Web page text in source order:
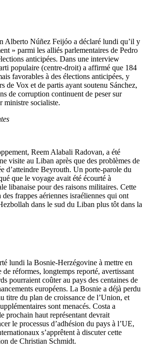
Alberto Núñez Feijóo a déclaré lundi qu’il y
» parmi les alliés parlementaires de Pedro
anticipées. Dans une interview
populaire (centre-droit) a affirmé que 184
favorables à des élections anticipées, y
de Vox et de partis ayant soutenu Sánchez,
de corruption continuent de peser sur
ministre socialiste.
Reem Alabali Radovan, a été
visite au Liban après que des problèmes de
d’atteindre Beyrouth. Un porte-parole du
que le voyage avait été écourté à
libanaise pour des raisons militaires. Cette
frappes aériennes israéliennes qui ont
dans le sud du Liban plus tôt dans la
lundi la Bosnie-Herzégovine à mettre en
réformes, longtemps reporté, avertissant
pourraient coûter au pays des centaines de
européens. La Bosnie a déjà perdu
titre du plan de croissance de l’Union, et
sont menacés. Costa a
prochain haut représentant devrait
le processus d’adhésion du pays à l’UE,
s’apprêtent à discuter cette
de Christian Schmidt.